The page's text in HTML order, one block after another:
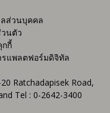
ส่วนบุคคล
นตัว
กี้
รแพลตฟอร์มดิจิทัล
Ratchadapisek Road,
Tel : 0-2642-3400